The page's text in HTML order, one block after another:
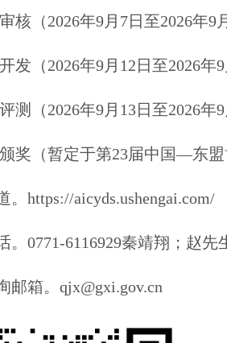
核 （2026年9月 7日至2026年9
发 （2026年9月 12 日至2026年9
测 （2026年9月 13日至2026年9
奖 （暂定于第23届中国—东
。 https://aicyds.ushengai.com/
。0771-6116929秦靖翔 ； 赵先
邮箱。 qjx@gxi.gov.cn